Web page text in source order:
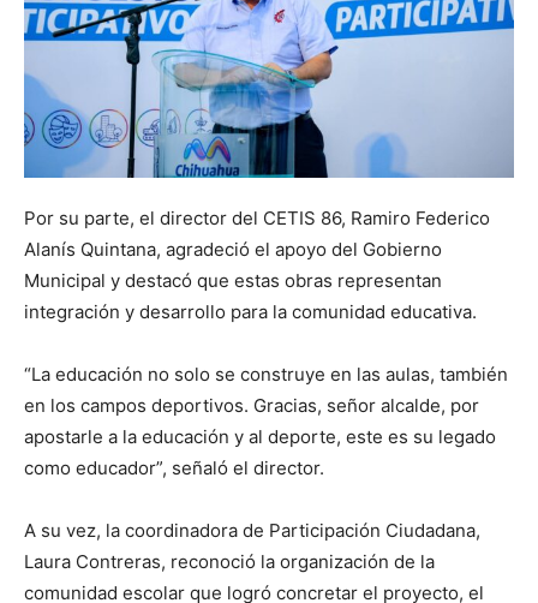
Por su parte, el director del CETIS 86, Ramiro Federico
Alanís Quintana, agradeció el apoyo del Gobierno
Municipal y destacó que estas obras representan
integración y desarrollo para la comunidad educativa.
“La educación no solo se construye en las aulas, también
en los campos deportivos. Gracias, señor alcalde, por
apostarle a la educación y al deporte, este es su legado
como educador”, señaló el director.
A su vez, la coordinadora de Participación Ciudadana,
Laura Contreras, reconoció la organización de la
comunidad escolar que logró concretar el proyecto, el